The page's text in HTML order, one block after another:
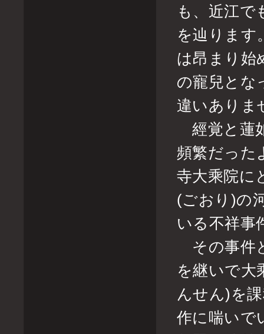
も、近江で
を辿ります
は昂まり始
の寵兒とな
違いありま
經覚と蓮
頻繁だった
寺大乘院に
(ごおり)の
いる不祥事
その事件
を継いで大
んせん)を
作に喘いで